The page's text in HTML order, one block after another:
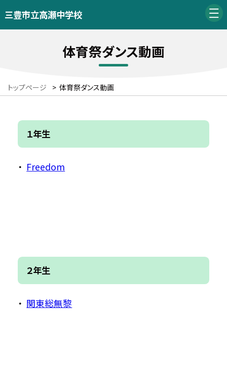
三豊市立高瀬中学校
体育祭ダンス動画
トップページ > 体育祭ダンス動画
１年生
Freedom
２年生
関東総無黎